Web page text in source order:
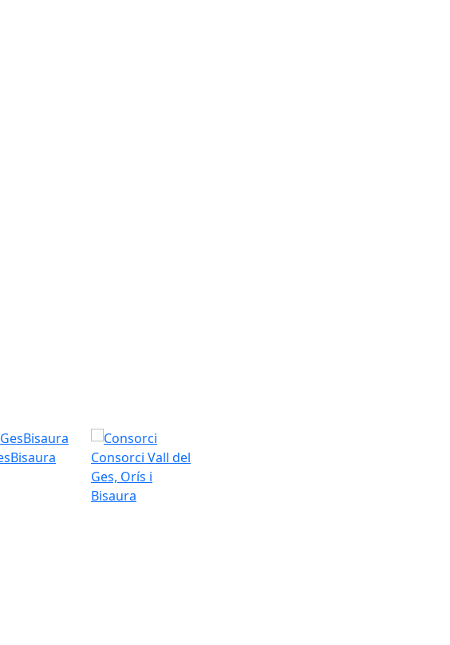
Consorci Vall del
Ges, Orís i
Bisaura